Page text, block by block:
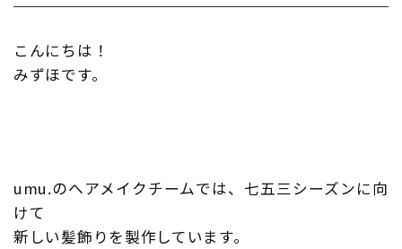
こんにちは！
みずほです。
umu.のヘアメイクチームでは、七五三シーズンに向
けて
新しい髪飾りを製作しています。